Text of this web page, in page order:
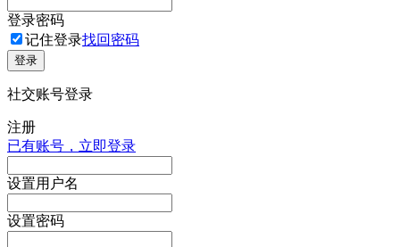
登录密码
记住登录找回密码
登录
社交账号登录
注册
已有账号，立即登录
设置用户名
设置密码